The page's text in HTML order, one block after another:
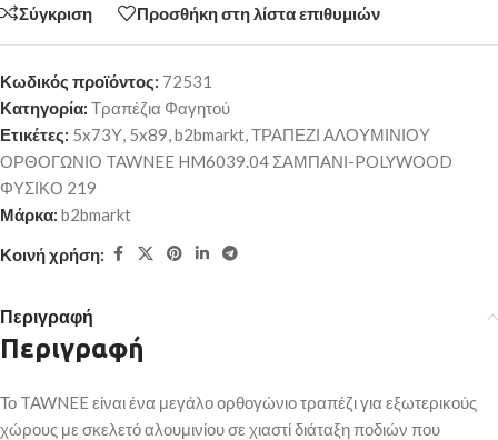
Σύγκριση Προσθήκη στη λίστα επιθυμιών
Κωδικός προϊόντος: 72531
Κατηγορία: Τραπέζια Φαγητού
Ετικέτες: 5x73Υ, 5x89,b2bmarkt,ΤΡΑΠΕΖΙ ΑΛΟΥΜΙΝΙΟΥ
ΟΡΘΟΓΩΝΙΟ TAWNEE HM6039.04 ΣΑΜΠΑΝΙ-POLYWOOD
ΦΥΣΙΚΟ 219
Μάρκα: b2bmarkt
Κοινή χρήση:
Περιγραφή
Περιγραφή
Το TAWNEE είναι ένα μεγάλο ορθογώνιο τραπέζι για εξωτερικούς
χώρους με σκελετό αλουμινίου σε χιαστί διάταξη ποδιών που